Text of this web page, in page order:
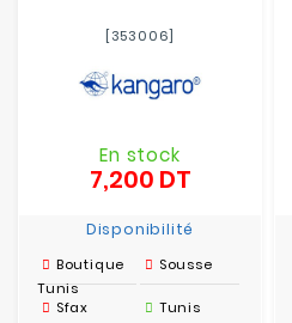
[353006]
En stock
7,200 DTPrix
Disponibilité
Boutique
Tunis
Sousse
Sfax
Tunis